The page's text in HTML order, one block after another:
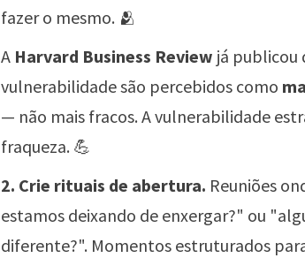
fazer o mesmo. 🫂
A Harvard Business Review já publicou
vulnerabilidade são percebidos como
— não mais fracos. A vulnerabilidade
fraqueza. 💪
2. Crie rituais de abertura. Reuniões
estamos deixando de enxergar?" ou
diferente?". Momentos estruturados